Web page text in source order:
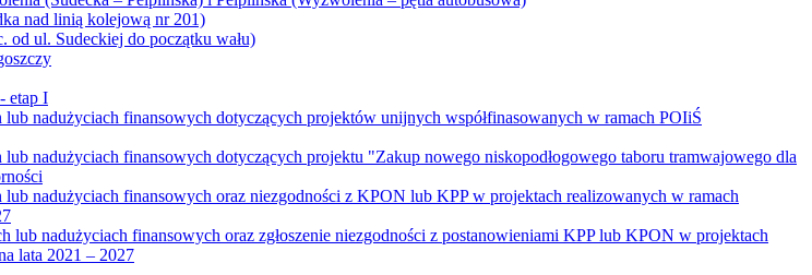
nad linią kolejową nr 201)
ul. Sudeckiej do początku wału)
etap I
nadużyciach finansowych dotyczących projektów unijnych współfinasowanych w ramach POIiŚ
nadużyciach finansowych dotyczących projektu "Zakup nowego niskopodłogowego taboru tramwajowego dla
nadużyciach finansowych oraz niezgodności z KPON lub KPP w projektach realizowanych w ramach
nadużyciach finansowych oraz zgłoszenie niezgodności z postanowieniami KPP lub KPON w projektach
lata 2021 – 2027